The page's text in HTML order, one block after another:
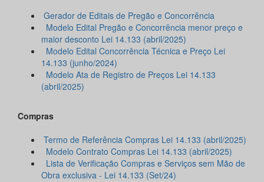
Gerador de Editais de Pregão e Concorrência
Modelo Edital Pregão e Concorrência menor preço e
maior desconto Lei 14.133 (abril/2025)
Modelo Edital Concorrência Técnica e Preço Lei
14.133 (junho/2024)
Modelo Ata de Registro de Preços Lei 14.133
(abril/2025)
Compras
Termo de Referência Compras Lei 14.133 (abril/2025)
Modelo Contrato Compras Lei 14.133 (abril/2025)
Lista de Verificação Compras e Serviços sem Mão de
Obra exclusiva - Lei 14.133 (Set/24)